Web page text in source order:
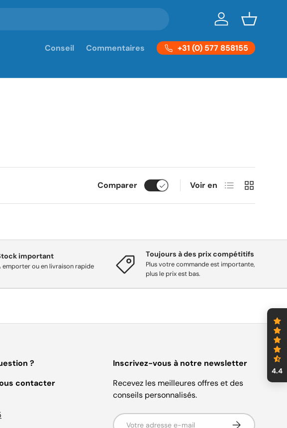
Se connecter
Panier
Conseil Commentaires +31 (0) 577 858155
Comparer Voir en Liste Grille
important
emporter ou en livraison rapide
Toujours à des prix compétitifs
Plus votre commande est importante,
plus le prix est bas.
?
contacter
Inscrivez-vous à notre newsletter
Recevez les meilleures offres et des
conseils personnalisés.
Adresse e-mail S'abonner
4.4